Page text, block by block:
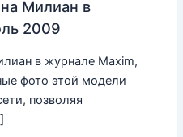
Милиан в
2009
в журнале Maxim,
фото этой модели
позволяя